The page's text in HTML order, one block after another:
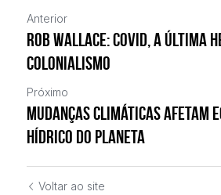
Anterior
Rob Wallace: Covid, a última
Colonialismo
Próximo
Mudanças climáticas afetam
hídrico do planeta
Voltar ao site